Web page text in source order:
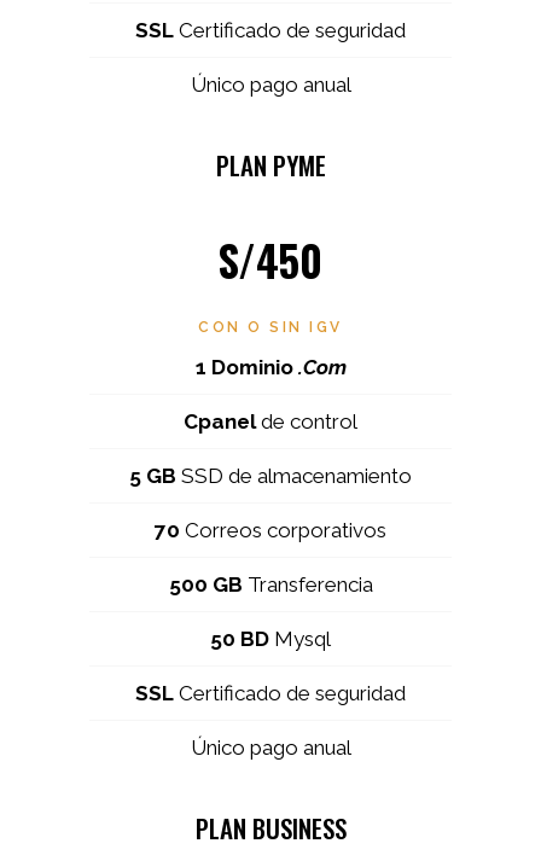
SSL Certificado de seguridad
Único pago anual
PLAN PYME
S/450
CON O SIN IGV
1 Dominio.Com
Cpanelde control
5 GB SSD de almacenamiento
70 Correos corporativos
500 GB Transferencia
50 BD Mysql
SSL Certificado de seguridad
Único pago anual
PLAN BUSINESS